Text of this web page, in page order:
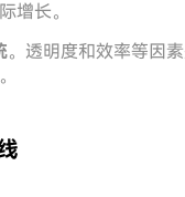
增长。
。透明度和效率等因